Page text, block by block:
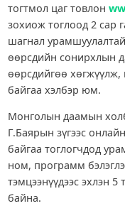
тогтмол цаг товлон
зохиож тоглоод 2 сар
шагнал
өөрсдийн сонирхлын
өөрсдийгөө хөгжүүлж,
байгаа хэлбэр юм.
Монголын даамын
Г.Баярын зүгээс
байгаа тоглогчдод
ном, программ
тэмцээнүүдээс эхлэн
байна.